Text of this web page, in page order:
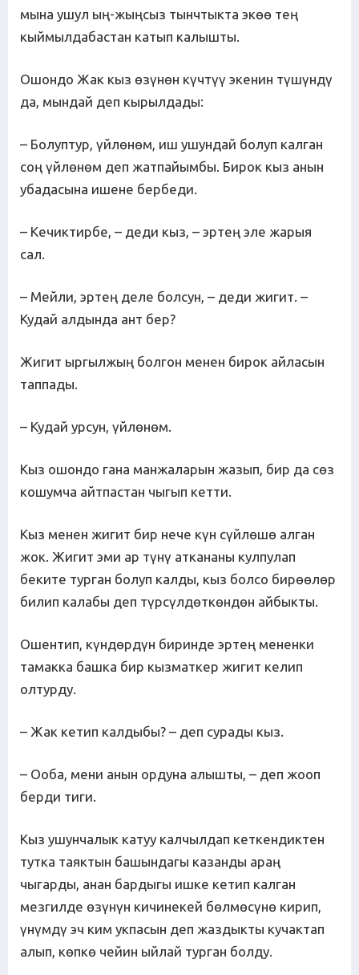
мына ушул ың-жыңсыз тынчтыкта экөө тең
кыймылдабастан катып калышты.
Ошондо Жак кыз өзүнөн күчтүү экенин түшүндү
да, мындай деп кырылдады:
– Болуптур, үйлөнөм, иш ушундай болуп калган
соң үйлөнөм деп жатпайымбы. Бирок кыз анын
убадасына ишене бербеди.
– Кечиктирбе, – деди кыз, – эртең эле жарыя
сал.
– Мейли, эртең деле болсун, – деди жигит. –
Кудай алдында ант бер?
Жигит ыргылжың болгон менен бирок айласын
таппады.
– Кудай урсун, үйлөнөм.
Кыз ошондо гана манжаларын жазып, бир да сөз
кошумча айтпастан чыгып кетти.
Кыз менен жигит бир нече күн сүйлөшө алган
жок. Жигит эми ар түнү аткананы кулпулап
беките турган болуп калды, кыз болсо бирөөлөр
билип калабы деп түрсүлдөткөндөн айбыкты.
Ошентип, күндөрдүн биринде эртең мененки
тамакка башка бир кызматкер жигит келип
олтурду.
– Жак кетип калдыбы? – деп сурады кыз.
– Ооба, мени анын ордуна алышты, – деп жооп
берди тиги.
Кыз ушунчалык катуу калчылдап кеткендиктен
тутка таяктын башындагы казанды араң
чыгарды, анан бардыгы ишке кетип калган
мезгилде өзүнүн кичинекей бөлмөсүнө кирип,
үнүмдү эч ким укпасын деп жаздыкты кучактап
алып, көпкө чейин ыйлай турган болду.